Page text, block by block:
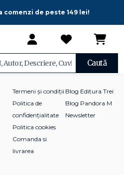
de peste 149 lei!
Caută
Termeni și condiții
Politica de
confidențialitate
Politica cookies
Comanda si
livrarea
Blog Editura Trei
Blog Pandora M
Newsletter